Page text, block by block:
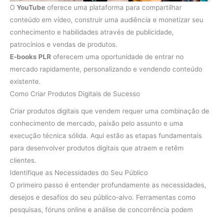
O YouTube oferece uma plataforma para compartilhar
conteúdo em vídeo, construir uma audiência e monetizar seu
conhecimento e habilidades através de publicidade,
patrocínios e vendas de produtos.
E-books PLR oferecem uma oportunidade de entrar no
mercado rapidamente, personalizando e vendendo conteúdo
existente.
Como Criar Produtos Digitais de Sucesso
Criar produtos digitais que vendem requer uma combinação de
conhecimento de mercado, paixão pelo assunto e uma
execução técnica sólida. Aqui estão as etapas fundamentais
para desenvolver produtos digitais que atraem e retêm
clientes.
Identifique as Necessidades do Seu Público
O primeiro passo é entender profundamente as necessidades,
desejos e desafios do seu público-alvo. Ferramentas como
pesquisas, fóruns online e análise de concorrência podem